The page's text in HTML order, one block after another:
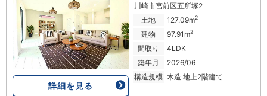
詳細を見る
川崎市宮前区五所塚2
土地
127.09m2
建物 97.91m2
間取り
4LDK
築年月
2026/06
構造規模 木造 地上2階建て